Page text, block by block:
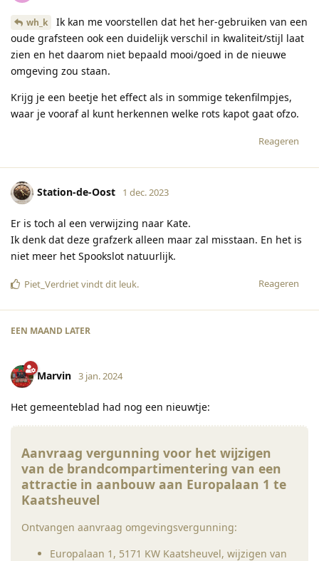
wh_k
Ik kan me voorstellen dat het her-gebruiken van een
oude grafsteen ook een duidelijk verschil in kwaliteit/stijl laat
zien en het daarom niet bepaald mooi/goed in de nieuwe
omgeving zou staan.
Krijg je een beetje het effect als in sommige tekenfilmpjes,
waar je vooraf al kunt herkennen welke rots kapot gaat ofzo.
Reageren
Station-de-Oost 1 dec. 2023
Er is toch al een verwijzing naar Kate.
Ik denk dat deze grafzerk alleen maar zal misstaan. En het is
niet meer het Spookslot natuurlijk.
Reageren
Piet_Verdrietvindt dit leuk.
EEN MAAND LATER
Marvin 3 jan. 2024
Het gemeenteblad had nog een nieuwtje:
Aanvraag vergunning voor het wijzigen
van de brandcompartimentering van een
attractie in aanbouw aan Europalaan 1 te
Kaatsheuvel
Ontvangen aanvraag omgevingsvergunning:
Europalaan 1, 5171 KW Kaatsheuvel, wijzigen van